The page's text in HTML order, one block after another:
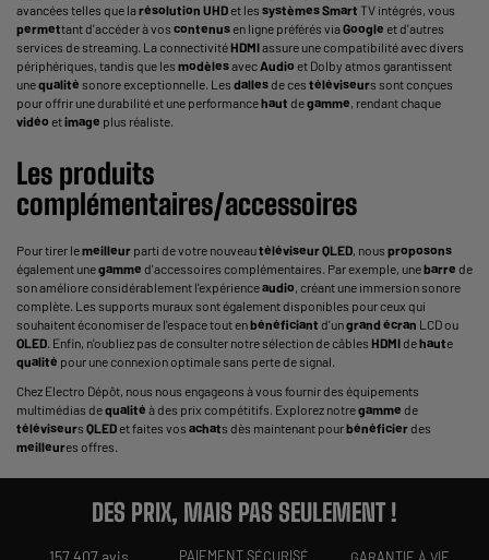
avancées telles que larésolution UHDet les systèmesSmart TV intégrés, vous
permettant d'accéder à vos contenusen ligne préférés viaGoogle et d'autres
services de streaming. La connectivitéHDMIassure une compatibilité avec divers
périphériques, tandis que les modèlesavecAudio et Dolby atmos garantissent
unequalité sonore exceptionnelle. Les dallesde ces téléviseurs sont conçues
pour offrir une durabilité et une performancehaut degamme, rendant chaque
vidéo etimage plus réaliste.
Les produits
complémentaires/accessoires
Pour tirer lemeilleur parti de votre nouveautéléviseurQLED, nous proposons
également unegamme d'accessoires complémentaires. Par exemple, unebarre de
son améliore considérablement l'expérienceaudio, créant une immersion sonore
complète. Les supports muraux sont également disponibles pour ceux qui
souhaitent économiser de l'espace tout enbénéficiant d'ungrand écran LCD ou
OLED. Enfin, n'oubliez pas de consulter notre sélection de câbles HDMIdehaute
qualité pour une connexion optimale sans perte de signal.
Chez Electro Dépôt, nous nous engageons à vous fournir des équipements
multimédias dequalité à des prix compétitifs. Explorez notregamme de
téléviseurs QLEDet faites vos achats dès maintenant pourbénéficierdes
meilleures offres.
DES PRIX, MAIS PAS SEULEMENT !
157 407 avis
PAIEMENT SÉCURISÉ